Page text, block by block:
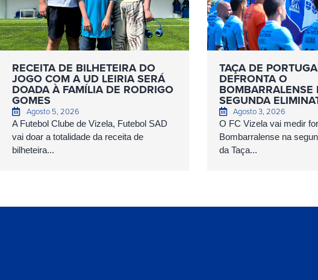
RECEITA DE BILHETEIRA DO
JOGO COM A UD LEIRIA SERÁ
DOADA À FAMÍLIA DE RODRIGO
GOMES
Agosto 5, 2026
A Futebol Clube de Vizela, Futebol SAD
vai doar a totalidade da receita de
bilheteira...
TAÇA DE
DEFRONTA O
BOMBARRALENSE
SEGUNDA
Agosto 3, 2026
O FC Vizela vai medir
Bombarralense na
da Taça...